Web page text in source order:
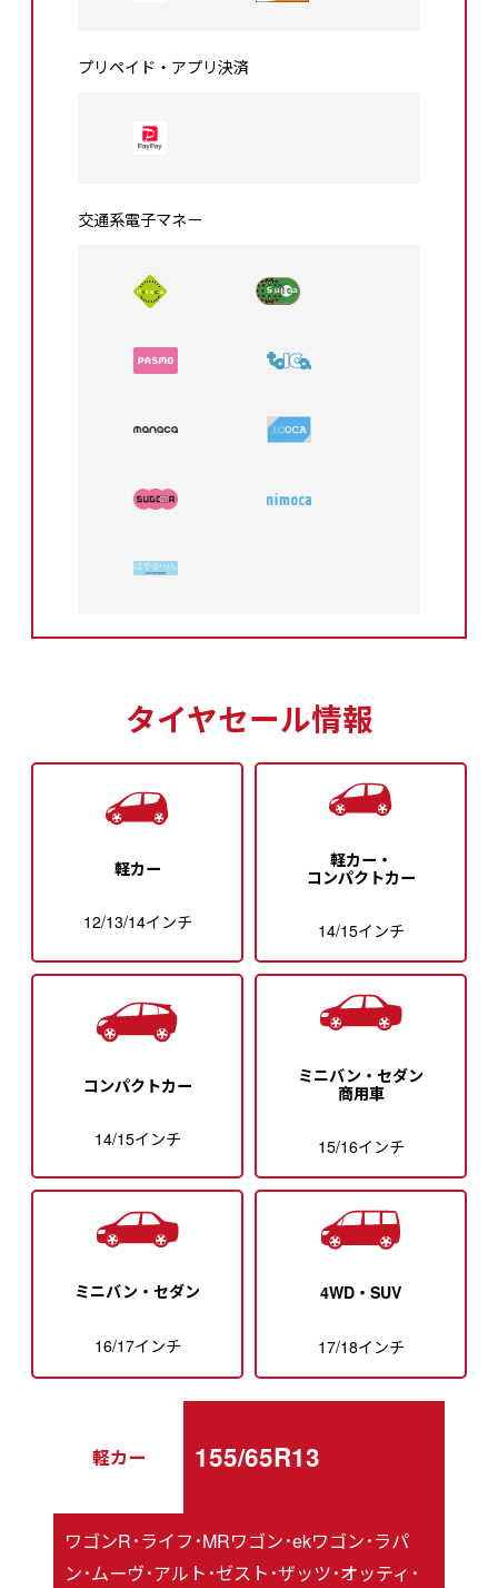
プリペイド・アプリ決済
交通系電⼦マネー
タイヤセール情報
軽カー
12/13/14インチ
軽カー・
コンパクトカー
14/15インチ
コンパクトカー
14/15インチ
ミニバン・セダン
商用車
15/16インチ
ミニバン・セダン
16/17インチ
4WD・SUV
17/18インチ
軽カー 155/65R13
ワゴンR･ライフ･MRワゴン･ekワゴン･ラパ
ン･ムーヴ･アルト･ゼスト･ザッツ･オッティ･